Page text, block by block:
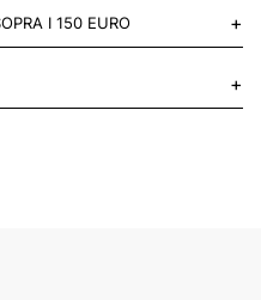
I 150 EURO +
+